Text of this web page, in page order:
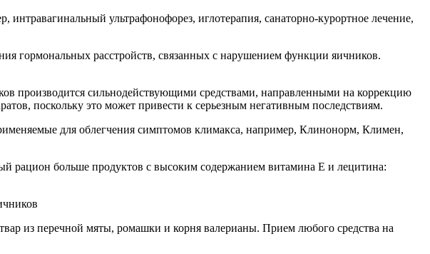
ультрафонофорез, иглотерапия, санаторно-курортное лечение,
гормональных расстройств, связанных с нарушением функции яичников.
производится сильнодействующими средствами, направленными на коррекцию
поскольку это может привести к серьезным негативным последствиям.
для облегчения симптомов климакса, например, Клинонорм, Климен,
рацион больше продуктов с высоким содержанием витамина Е и лецитина:
из перечной мяты, ромашки и корня валерианы. Прием любого средства на